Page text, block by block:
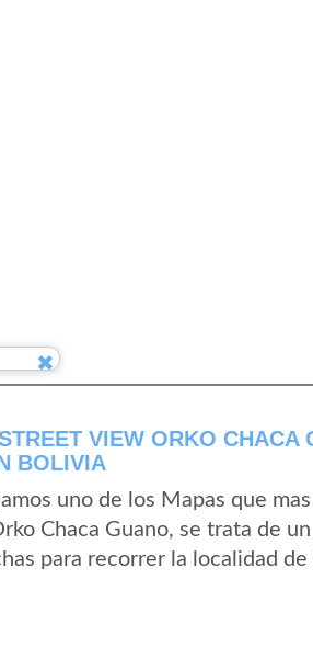
VIEW ORKO CHACA
BOLIVIA
uno de los Mapas que
Chaca Guano, se trata de
para recorrer la localidad